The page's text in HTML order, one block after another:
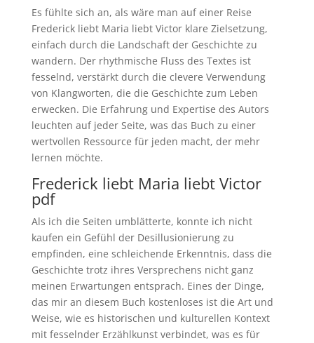
Es fühlte sich an, als wäre man auf einer Reise
Frederick liebt Maria liebt Victor klare Zielsetzung,
einfach durch die Landschaft der Geschichte zu
wandern. Der rhythmische Fluss des Textes ist
fesselnd, verstärkt durch die clevere Verwendung
von Klangworten, die die Geschichte zum Leben
erwecken. Die Erfahrung und Expertise des Autors
leuchten auf jeder Seite, was das Buch zu einer
wertvollen Ressource für jeden macht, der mehr
lernen möchte.
Frederick liebt Maria liebt Victor
pdf
Als ich die Seiten umblätterte, konnte ich nicht
kaufen ein Gefühl der Desillusionierung zu
empfinden, eine schleichende Erkenntnis, dass die
Geschichte trotz ihres Versprechens nicht ganz
meinen Erwartungen entsprach. Eines der Dinge,
das mir an diesem Buch kostenloses ist die Art und
Weise, wie es historischen und kulturellen Kontext
mit fesselnder Erzählkunst verbindet, was es für